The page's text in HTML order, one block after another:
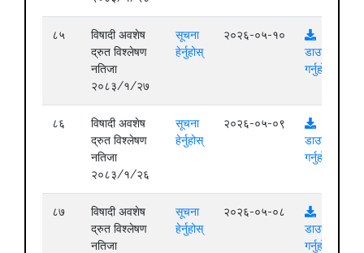
८५
विषादी अवशेष
द्रुत विश्लेषण
नतिजा
२०८३/१/२७
सूचना
हेर्नुहोस्
२०२६-०५-१०
डाउनलोड
गर्नुहोस्
८६
विषादी अवशेष
द्रुत विश्लेषण
नतिजा
२०८३/१/२६
सूचना
हेर्नुहोस्
२०२६-०५-०९
डाउनलोड
गर्नुहोस्
८७
विषादी अवशेष
द्रुत विश्लेषण
नतिजा
सूचना
हेर्नुहोस्
२०२६-०५-०८
डाउनलोड
गर्नुहोस्